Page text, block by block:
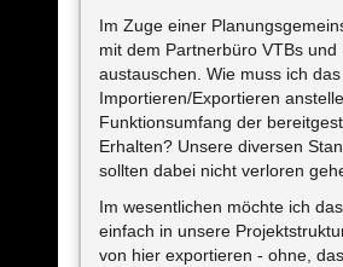
Im Zuge einer
mit dem Partnerbüro VTBs und
austauschen. Wie muss ich das
Importieren/Exportieren
Funktionsumfang der
Erhalten? Unsere diversen
sollten dabei nicht verloren
Im wesentlichen möchte ich
einfach in unsere
von hier exportieren - ohne,